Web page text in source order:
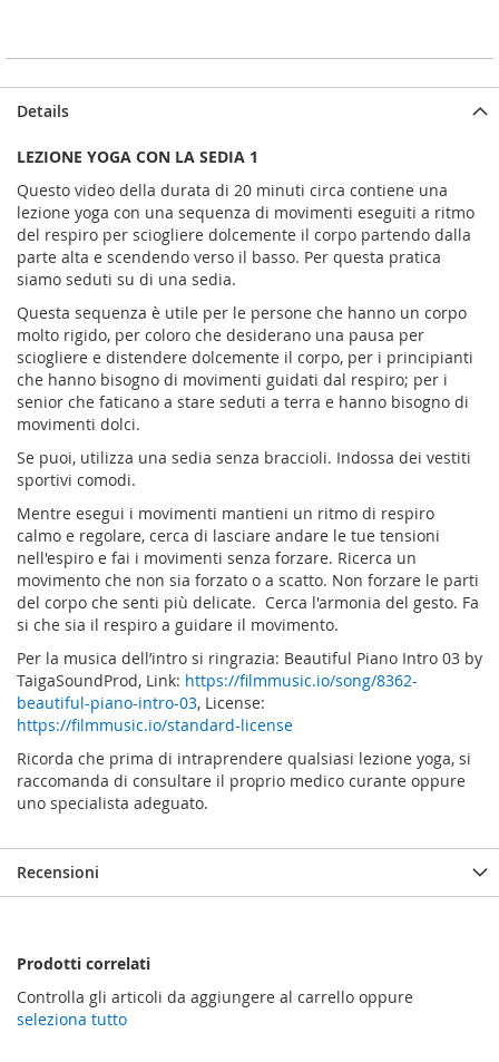
Details
LEZIONE YOGA CON LA SEDIA 1
Questo video della durata di 20 minuti circa contiene una
lezione yoga con una sequenza di movimenti eseguiti a ritmo
del respiro per sciogliere dolcemente il corpo partendo dalla
parte alta e scendendo verso il basso. Per questa pratica
siamo seduti su di una sedia.
Questa sequenza è utile per le persone che hanno un corpo
molto rigido, per coloro che desiderano una pausa per
sciogliere e distendere dolcemente il corpo, per i principianti
che hanno bisogno di movimenti guidati dal respiro; per i
senior che faticano a stare seduti a terra e hanno bisogno di
movimenti dolci.
Se puoi, utilizza una sedia senza braccioli. Indossa dei vestiti
sportivi comodi.
Mentre esegui i movimenti mantieni un ritmo di respiro
calmo e regolare, cerca di lasciare andare le tue tensioni
nell'espiro e fai i movimenti senza forzare. Ricerca un
movimento che non sia forzato o a scatto. Non forzare le parti
del corpo che senti più delicate. Cerca l'armonia del gesto. Fa
si che sia il respiro a guidare il movimento.
Per la musica dell’intro si ringrazia: Beautiful Piano Intro 03 by
TaigaSoundProd, Link: https://filmmusic.io/song/8362-
beautiful-piano-intro-03, License:
https://filmmusic.io/standard-license
Ricorda che prima di intraprendere qualsiasi lezione yoga, si
raccomanda di consultare il proprio medico curante oppure
uno specialista adeguato.
Recensioni
Prodotti correlati
Controlla gli articoli da aggiungere al carrello oppure
seleziona tutto